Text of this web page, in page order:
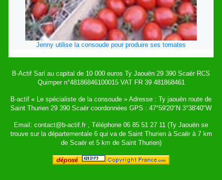
Jenny utilise la consoude pour produire ses tomates
B-Actif Sarl au capital de 10 000 euros Ty Jaouën 29 390 Scaër RCS
Quimper n°48186846100015 VAT FR 39 481868461
B-actif « Le spécialiste de la consoude » Adresse : Ty jaouën route de
Saint Thurien 29 390 Scaër coordonnées GPS : 47°59'20"N 3°38'40"W
Email: contact@b-actif.fr , Téléphone 06 85 51 27 11 (Ty Jaouën se
trouve sur la départementale 6 qui va de Saint Thurien à Scaër à 7 km
de Scaër et 5 km de Saint Thurien)